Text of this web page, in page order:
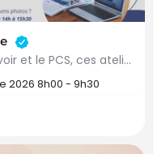
En collaboration avec le CPAS d’Yvoir et le PCS, ces ateliers numériques sont ouverts aux habitants de la…
2026 8h00 - 9h30